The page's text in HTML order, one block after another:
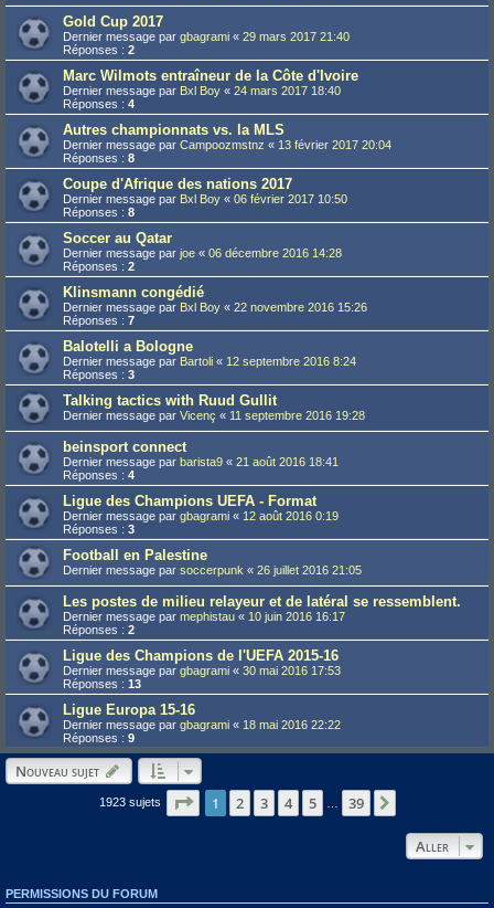
Gold Cup 2017
Dernier message par gbagrami « 29 mars 2017 21:40
Réponses : 2
Marc Wilmots entraîneur de la Côte d'Ivoire
Dernier message par Bxl Boy « 24 mars 2017 18:40
Réponses : 4
Autres championnats vs. la MLS
Dernier message par Campoozmstnz « 13 février 2017 20:04
Réponses : 8
Coupe d'Afrique des nations 2017
Dernier message par Bxl Boy « 06 février 2017 10:50
Réponses : 8
Soccer au Qatar
Dernier message par joe « 06 décembre 2016 14:28
Réponses : 2
Klinsmann congédié
Dernier message par Bxl Boy « 22 novembre 2016 15:26
Réponses : 7
Balotelli a Bologne
Dernier message par Bartoli « 12 septembre 2016 8:24
Réponses : 3
Talking tactics with Ruud Gullit
Dernier message par Vicenç « 11 septembre 2016 19:28
beinsport connect
Dernier message par barista9 « 21 août 2016 18:41
Réponses : 4
Ligue des Champions UEFA - Format
Dernier message par gbagrami « 12 août 2016 0:19
Réponses : 3
Football en Palestine
Dernier message par soccerpunk « 26 juillet 2016 21:05
Les postes de milieu relayeur et de latéral se ressemblent.
Dernier message par mephistau « 10 juin 2016 16:17
Réponses : 2
Ligue des Champions de l'UEFA 2015-16
Dernier message par gbagrami « 30 mai 2016 17:53
Réponses : 13
Ligue Europa 15-16
Dernier message par gbagrami « 18 mai 2016 22:22
Réponses : 9
Nouveau sujet
1923 sujets Page sur 39
1 2 3 4 5 39
Aller
PERMISSIONS DU FORUM